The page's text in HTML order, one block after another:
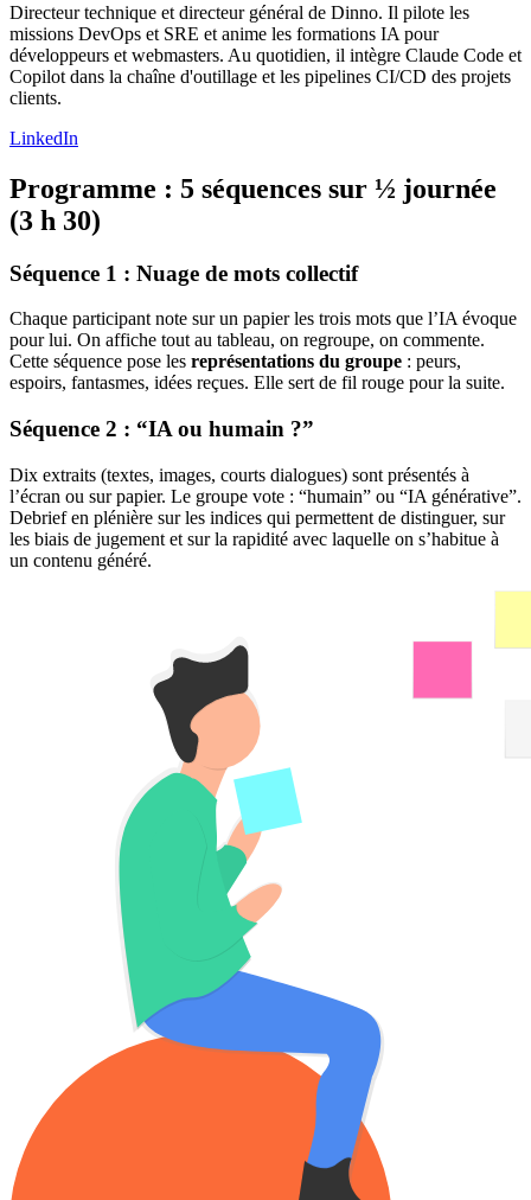
Directeur technique et directeur général de Dinno. Il pilote les
missions DevOps et SRE et anime les formations IA pour
développeurs et webmasters. Au quotidien, il intègre Claude Code et
Copilot dans la chaîne d'outillage et les pipelines CI/CD des projets
clients.
LinkedIn
Programme : 5 séquences sur ½ journée
(3 h 30)
Séquence 1 : Nuage de mots collectif
Chaque participant note sur un papier les trois mots que l’IA évoque
pour lui. On affiche tout au tableau, on regroupe, on commente.
Cette séquence pose les représentations du groupe : peurs,
espoirs, fantasmes, idées reçues. Elle sert de fil rouge pour la suite.
Séquence 2 : “IA ou humain ?”
Dix extraits (textes, images, courts dialogues) sont présentés à
l’écran ou sur papier. Le groupe vote : “humain” ou “IA générative”.
Debrief en plénière sur les indices qui permettent de distinguer, sur
les biais de jugement et sur la rapidité avec laquelle on s’habitue à
un contenu généré.